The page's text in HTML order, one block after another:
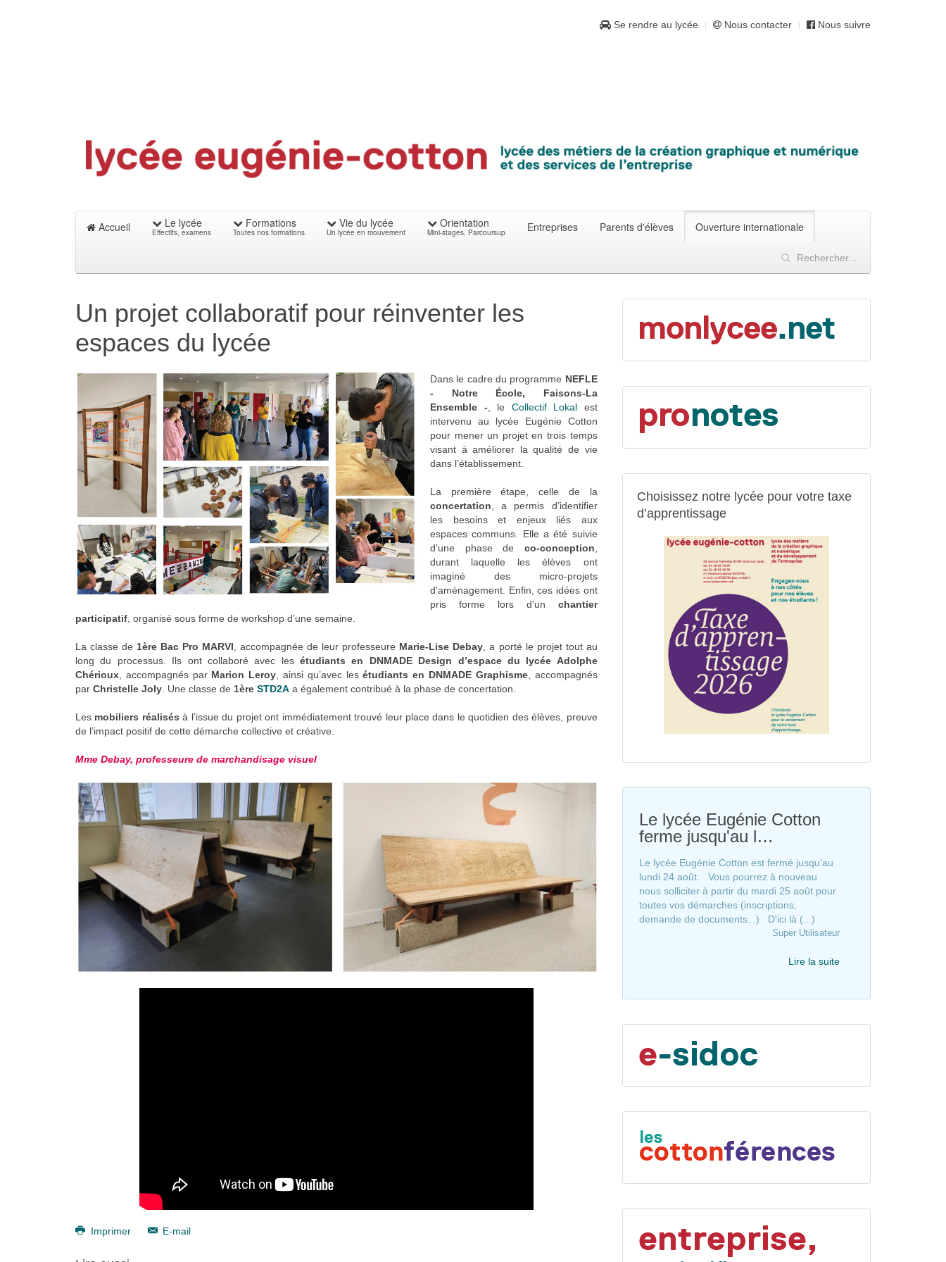
Se rendre au lycée Nous contacter Nous suivre
Accueil Le lycée
Effectifs, examens
Formations
Toutes nos formations
Vie du lycée
Un lycée en mouvement
Orientation
Mini-stages, Parcoursup Entreprises Parents d'élèves Ouverture internationale
Un projet collaboratif pour réinventer les
espaces du lycée
Dans le cadre du programme NEFLE
- Notre École, Faisons-La
Ensemble - , le Collectif Lokal est
intervenu au lycée Eugénie Cotton
pour mener un projet en trois temps
visant à améliorer la qualité de vie
dans l’établissement.
La première étape, celle de la
concertation , a permis d’identifier
les besoins et enjeux liés aux
espaces communs. Elle a été suivie
d’une phase de co-conception
durant laquelle les élèves ont
imaginé des micro-projets
d’aménagement. Enfin, ces idées ont
pris forme lors d’un chantier
participatif , organisé sous forme de workshop d’une semaine.
La classe de 1ère Bac Pro MARVI , accompagnée de leur professeure Marie-Lise Debay , a porté le projet tout au
long du processus. Ils ont collaboré avec lesétudiants en DNMADE Design d’espace du lycée Adolphe
Chérioux , accompagnés par Marion Leroy , ainsi qu’avec lesétudiants en DNMADE Graphisme, accompagnés
par Christelle Joly . Une classe de 1ère STD2A a également contribué à la phase de concertation.
Les mobiliers réalisés à l’issue du projet ont immédiatement trouvé leur place dans le quotidien des élèves, preuve
de l’impact positif de cette démarche collective et créative.
Mme Debay, professeure de marchandisage visuel
Imprimer E-mail
Choisissez notre lycée pour votre taxe
d’apprentissage
Le lycée Eugénie Cotton
ferme jusqu'au l…
Le lycée Eugénie Cotton est fermé jusqu'au
lundi 24 août. Vous pourrez à nouveau
nous solliciter à partir du mardi 25 août pour
toutes vos démarches (inscriptions,
demande de documents...) D'ici là (...)
Super Utilisateur
Lire la suite